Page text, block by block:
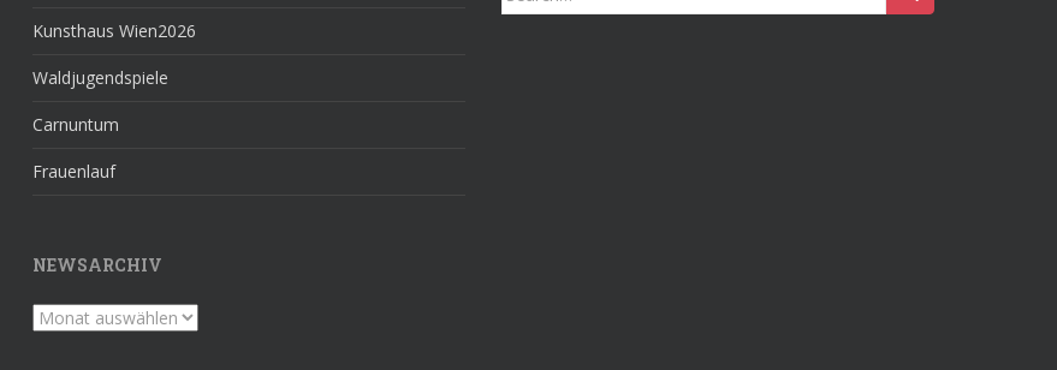
Kunsthaus Wien2026
Waldjugendspiele
Carnuntum
Frauenlauf
NEWSARCHIV
Newsarchiv
for: